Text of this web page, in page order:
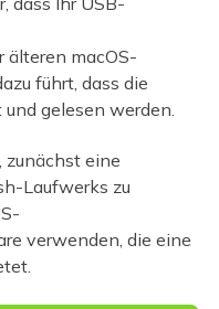
älteren macOS-
führt, dass die
gelesen werden.
zunächst eine
Laufwerks zu
verwenden, die eine